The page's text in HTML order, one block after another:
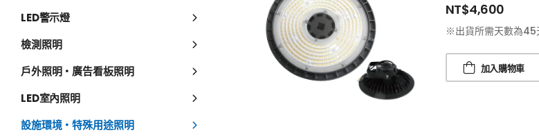
LED警示燈
檢測照明
戶外照明・廣告看板照明
LED室內照明
設施環境・特殊用途照明
NT$4,600
※出貨所需天數為
加入購物車